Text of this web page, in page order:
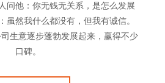
问他：你无钱无关系，是怎么发展
虽然我什么都没有，但我有诚信。
生意逐步蓬勃发展起来，赢得不少
口碑。